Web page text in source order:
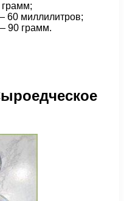
60 миллилитров;
90 грамм.